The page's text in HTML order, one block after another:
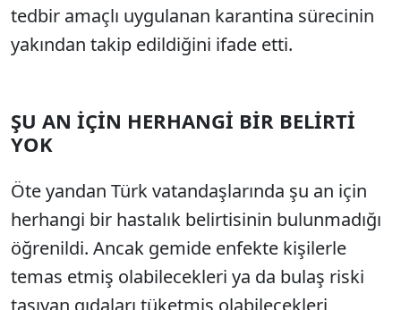
tedbir amaçlı uygulanan karantina sürecinin
yakından takip edildiğini ifade etti.
ŞU AN İÇİN HERHANGİ BİR BELİRTİ
YOK
Öte yandan Türk vatandaşlarında şu an için
herhangi bir hastalık belirtisinin bulunmadığı
öğrenildi. Ancak gemide enfekte kişilerle
temas etmiş olabilecekleri ya da bulaş riski
taşıyan gıdaları tüketmiş olabilecekleri